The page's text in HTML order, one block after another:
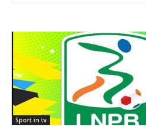
Sport in tv